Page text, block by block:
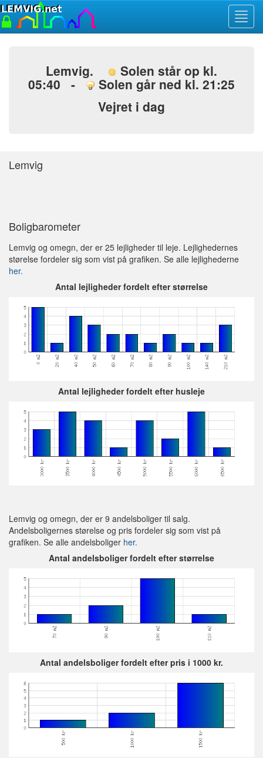
Lemvig. Solen står op kl.
05:40 -
Solen går ned kl. 21:25
Vejret i dag
Lemvig
Boligbarometer
Lemvig og omegn, der er 25 lejligheder til leje. Lejlighedernes
størelse fordeler sig som vist på grafiken. Se alle lejlighederne
her.
Antal lejligheder fordelt efter størrelse
Antal lejligheder fordelt efter husleje
Lemvig og omegn, der er 9 andelsboliger til salg.
Andelsboligernes størelse og pris fordeler sig som vist på
grafiken. Se alle andelsboliger her.
Antal andelsboliger fordelt efter størrelse
Antal andelsboliger fordelt efter pris i 1000 kr.